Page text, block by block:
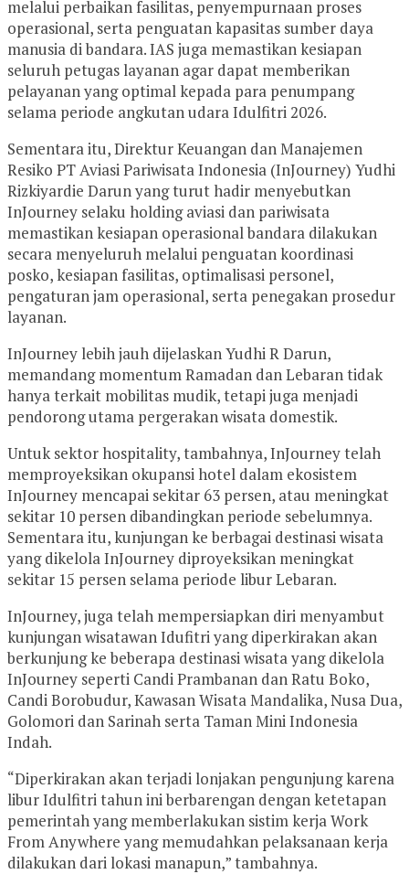
melalui perbaikan fasilitas, penyempurnaan proses
operasional, serta penguatan kapasitas sumber daya
manusia di bandara. IAS juga memastikan kesiapan
seluruh petugas layanan agar dapat memberikan
pelayanan yang optimal kepada para penumpang
selama periode angkutan udara Idulfitri 2026.
Sementara itu, Direktur Keuangan dan Manajemen
Resiko PT Aviasi Pariwisata Indonesia (InJourney) Yudhi
Rizkiyardie Darun yang turut hadir menyebutkan
InJourney selaku holding aviasi dan pariwisata
memastikan kesiapan operasional bandara dilakukan
secara menyeluruh melalui penguatan koordinasi
posko, kesiapan fasilitas, optimalisasi personel,
pengaturan jam operasional, serta penegakan prosedur
layanan.
InJourney lebih jauh dijelaskan Yudhi R Darun,
memandang momentum Ramadan dan Lebaran tidak
hanya terkait mobilitas mudik, tetapi juga menjadi
pendorong utama pergerakan wisata domestik.
Untuk sektor hospitality, tambahnya, InJourney telah
memproyeksikan okupansi hotel dalam ekosistem
InJourney mencapai sekitar 63 persen, atau meningkat
sekitar 10 persen dibandingkan periode sebelumnya.
Sementara itu, kunjungan ke berbagai destinasi wisata
yang dikelola InJourney diproyeksikan meningkat
sekitar 15 persen selama periode libur Lebaran.
InJourney, juga telah mempersiapkan diri menyambut
kunjungan wisatawan Idufitri yang diperkirakan akan
berkunjung ke beberapa destinasi wisata yang dikelola
InJourney seperti Candi Prambanan dan Ratu Boko,
Candi Borobudur, Kawasan Wisata Mandalika, Nusa Dua,
Golomori dan Sarinah serta Taman Mini Indonesia
Indah.
“Diperkirakan akan terjadi lonjakan pengunjung karena
libur Idulfitri tahun ini berbarengan dengan ketetapan
pemerintah yang memberlakukan sistim kerja Work
From Anywhere yang memudahkan pelaksanaan kerja
dilakukan dari lokasi manapun,” tambahnya.